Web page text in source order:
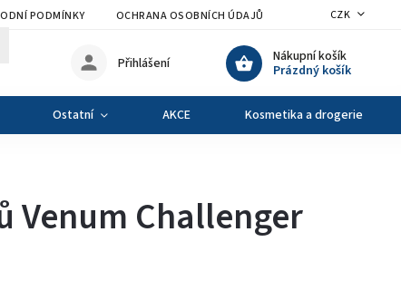
PODMÍNKY OCHRANA OSOBNÍCH ÚDAJŮ VÝMĚNA A VRÁCENÍ
CZK
Nákupní košík
Prázdný košík
Přihlášení
Ostatní AKCE Kosmetika a drogerie
Venum Challenger